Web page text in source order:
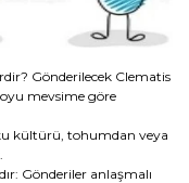
Gönderilecek Clematis
mevsime göre
kültürü, tohumdan veya
Gönderiler anlaşmalı